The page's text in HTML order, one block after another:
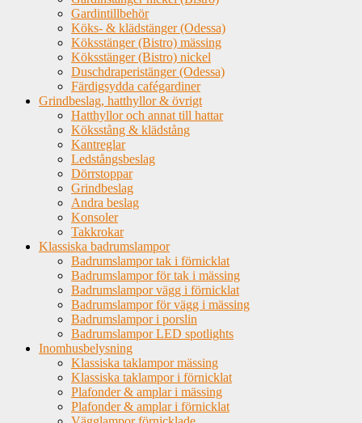
Gardintillbehör
Köks- & klädstänger (Odessa)
Köksstänger (Bistro) mässing
Köksstänger (Bistro) nickel
Duschdraperistänger (Odessa)
Färdigsydda cafégardiner
Grindbeslag, hatthyllor & övrigt
Hatthyllor och annat till hattar
Köksstång & klädstång
Kantreglar
Ledstångsbeslag
Dörrstoppar
Grindbeslag
Andra beslag
Konsoler
Takkrokar
Klassiska badrumslampor
Badrumslampor tak i förnicklat
Badrumslampor för tak i mässing
Badrumslampor vägg i förnicklat
Badrumslampor för vägg i mässing
Badrumslampor i porslin
Badrumslampor LED spotlights
Inomhusbelysning
Klassiska taklampor mässing
Klassiska taklampor i förnicklat
Plafonder & amplar i mässing
Plafonder & amplar i förnicklat